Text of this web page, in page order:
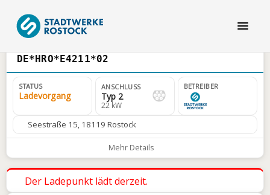
DE*HRO*E4211*02
STATUS
Ladevorgang
ANSCHLUSS
Typ 2
22 kW
BETREIBER
Seestraße 15, 18119 Rostock
Mehr Details
Der Ladepunkt lädt derzeit.